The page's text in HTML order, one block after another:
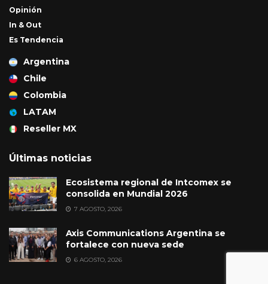
Opinión
In & Out
Es Tendencia
Argentina
Chile
Colombia
LATAM
Reseller MX
Últimas noticias
Ecosistema regional de Intcomex se
consolida en Mundial 2026
7 AGOSTO, 2026
Axis Communications Argentina se
fortalece con nueva sede
6 AGOSTO, 2026